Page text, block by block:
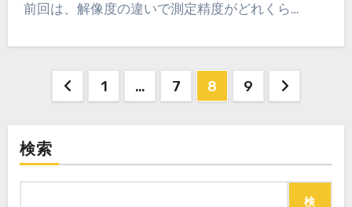
前回は、解像度の違いで測定精度がどれくら…
の
ペ
1 … 7 8 9
検索
検